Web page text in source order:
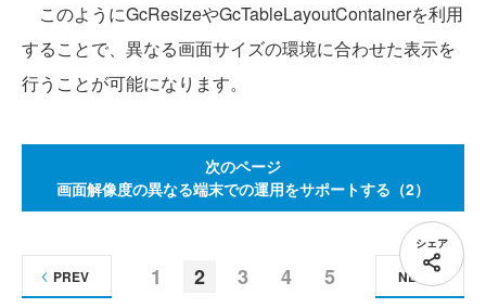
このようにGcResizeやGcTableLayoutContainerを利用
することで、異なる画面サイズの環境に合わせた表示を
行うことが可能になります。
次のページ
画面解像度の異なる端末での運用をサポートする（2）
1 2 3 4 5
PREV NEXT
シェア